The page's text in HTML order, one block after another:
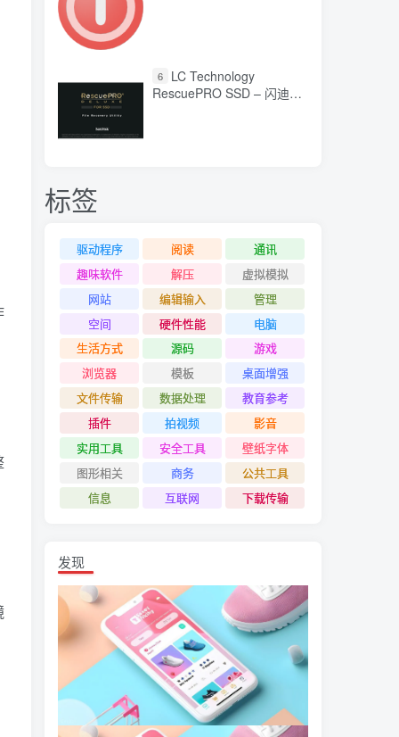
6
LC Technology
RescuePRO SSD – 闪迪固
标签
驱动程序 阅读
通讯
趣味软件
解压
虚拟模拟
网站
编辑输入
管理
空间
硬件性能
电脑
生活方式
源码
游戏
浏览器
模板
桌面增强
文件传输
数据处理
教育参考
插件
拍视频
影音
实用工具
安全工具
壁纸字体
图形相关
商务
公共工具
信息
互联网 下载传输
发现